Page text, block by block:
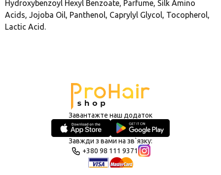
Hydroxybenzoyl Hexyl Benzoate, Parfume, Silk Amino
Acids, Jojoba Oil, Panthenol, Caprylyl Glycol, Tocopherol,
Lactic Acid.
Завантажте наш додаток
Завжди з вами на зв`язку:
+380 98 111 9371